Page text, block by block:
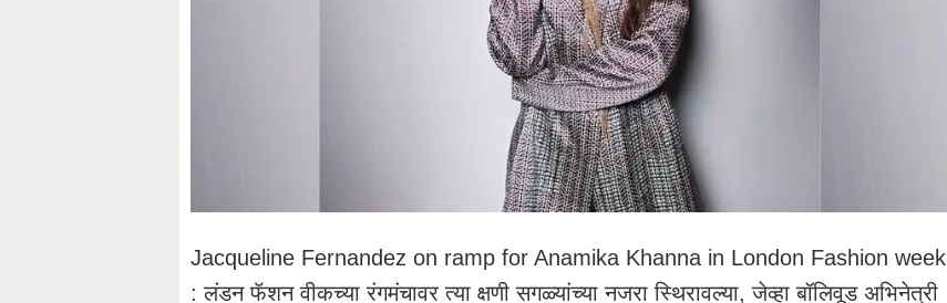
Jacqueline Fernandez on ramp for Anamika Khanna in London Fashion week
: लंडन फॅशन वीकच्या रंगमंचावर त्या क्षणी सगळ्यांच्या नजरा स्थिरावल्या, जेव्हा बॉलिवूड अभिनेत्री